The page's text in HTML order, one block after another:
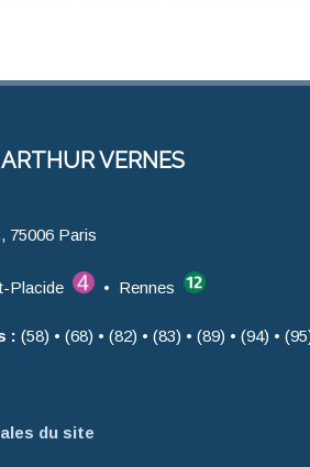
VERNES
75006 Paris
Placide • Rennes
: (58) • (68) • (82) • (83) • (89) • (94) •
du site